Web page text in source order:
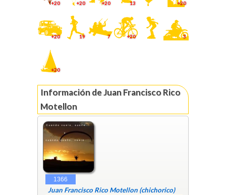
+20 +20 +20 13 +20
+20 19 7 +20 3
+20
Información de Juan Francisco Rico
Motellon
1366
Juan Francisco Rico Motellon (chichorico)